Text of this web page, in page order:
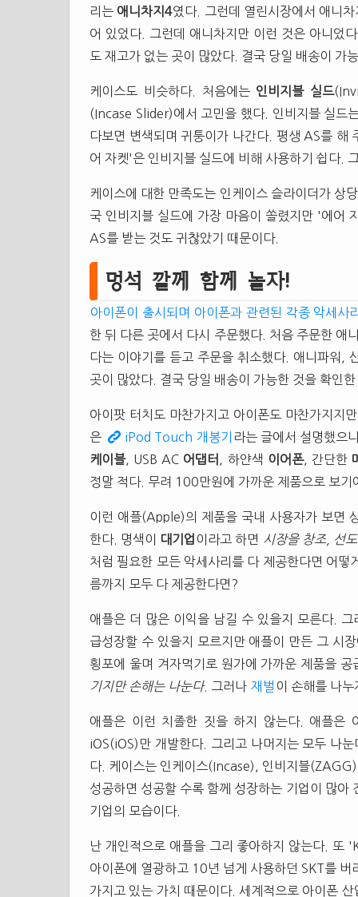
리는 애니차지4였다. 그런데 열린시장에서 애니
어 있었다. 그런데 애니차지만 이런 것은 아니었
도 재고가 없는 곳이 많았다. 결국 당일 배송이 가
케이스도 비슷하다. 처음에는 인비지블 실드
(Incase Slider)에서 고민을 했다. 인비지블 실드
다보면 변색되며 귀퉁이가 나간다. 평생 AS를 해
어 자켓'은 인비지블 실드에 비해 사용하기 쉽다.
케이스에 대한 만족도는 인케이스 슬라이더가 상
국 인비지블 실드에 가장 마음이 쏠렸지만 '에어
AS를 받는 것도 귀찮았기 때문이다.
멍석 깔께 함께 놀자!
아이폰이 출시되며 아이폰과 관련된 각종 악세사
한 뒤 다른 곳에서 다시 주문했다. 처음 주문한 애
다는 이야기를 듣고 주문을 취소했다. 애니파워,
곳이 많았다. 결국 당일 배송이 가능한 것을 확인
아이팟 터치도 마찬가지고 아이폰도 마찬가지지
은
iPod Touch 개봉기 라는 글에서 설명했으
케이블, USB AC 어댑터 , 하얀색 이어폰, 간단한
정말 적다. 무려 100만원에 가까운 제품으로 보
이런 애플(Apple)의 제품을 국내 사용자가 보면
한다. 명색이
대기업 이라고 하면 시장을 창조, 선
처럼 필요한 모든 악세사리를 다 제공한다면 어
름까지 모두 다 제공한다면?
애플은 더 많은 이익을 남길 수 있을지 모른다.
급성장할 수 있을지 모르지만 애플이 만든 그 시
횡포에 울며 겨자먹기로 원가에 가까운 제품을
기지만 손해는 나눈다. 그러나 재벌 이 손해를 나
애플은 이런 치졸한 짓을 하지 않는다. 애플은
iOS(iOS)만 개발한다. 그리고 나머지는 모두 나
다. 케이스는 인케이스(Incase), 인비지블
성공하면 성공할 수록 함께 성장하는 기업이 많
기업의 모습이다.
난 개인적으로 애플을 그리 좋아하지 않는다. 또
아이폰에 열광하고 10년 넘게 사용하던 SKT를
가지고 있는 가치 때문이다. 세계적으로 아이폰